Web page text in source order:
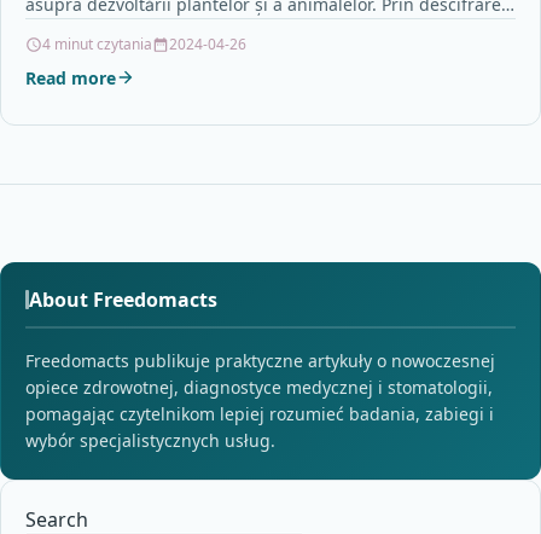
4 minut czytania 2024-04-26
Read more
About Freedomacts
Freedomacts publikuje praktyczne artykuły o nowoczesnej
opiece zdrowotnej, diagnostyce medycznej i stomatologii,
pomagając czytelnikom lepiej rozumieć badania, zabiegi i
wybór specjalistycznych usług.
Search